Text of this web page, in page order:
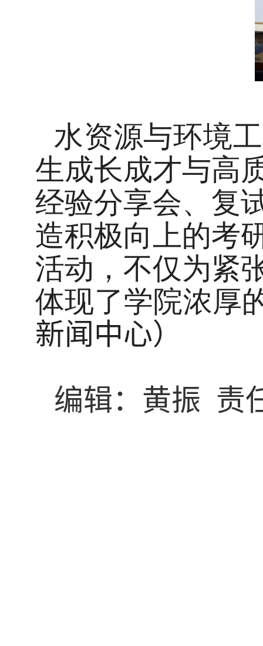
水资源与环境
生成长成才与高
经验分享会、复
造积极向上的考
活动，不仅为紧
体现了学院浓厚
新闻中心）
编辑：黄振 责